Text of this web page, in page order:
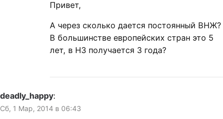
Привет,
А через сколько дается постоянный ВНЖ?
В большинстве европейских стран это 5
лет, в НЗ получается 3 года?
deadly_happy:
Сб, 1 Мар, 2014 в 06:43